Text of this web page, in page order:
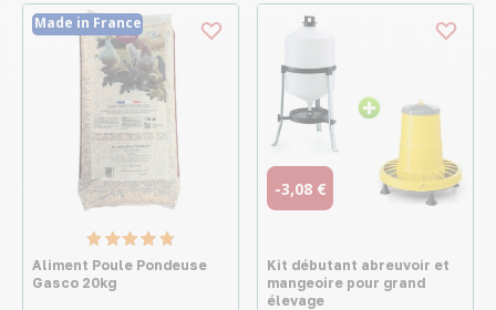
Made in France
Aliment Poule Pondeuse
Gasco 20kg
-3,08 €
Kit débutant abreuvoir et
mangeoire pour grand
élevage